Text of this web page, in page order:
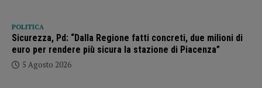
POLITICA
Sicurezza, Pd: “Dalla Regione fatti concreti, due milioni di
euro per rendere più sicura la stazione di Piacenza”
5 Agosto 2026